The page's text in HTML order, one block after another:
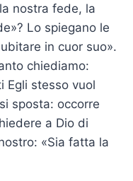
nostra fede, la
Lo spiegano le
in cuor suo».
chiediamo:
Egli stesso vuol
sposta: occorre
a Dio di
«Sia fatta la